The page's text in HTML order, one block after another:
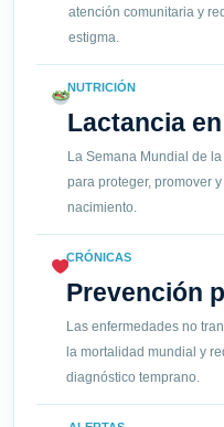
atención comunitaria y
estigma.
NUTRICIÓN
Lactancia
La Semana Mundial de
para proteger, promover
nacimiento.
CRÓNICAS
Prevención
Las enfermedades no
la mortalidad mundial y
diagnóstico temprano.